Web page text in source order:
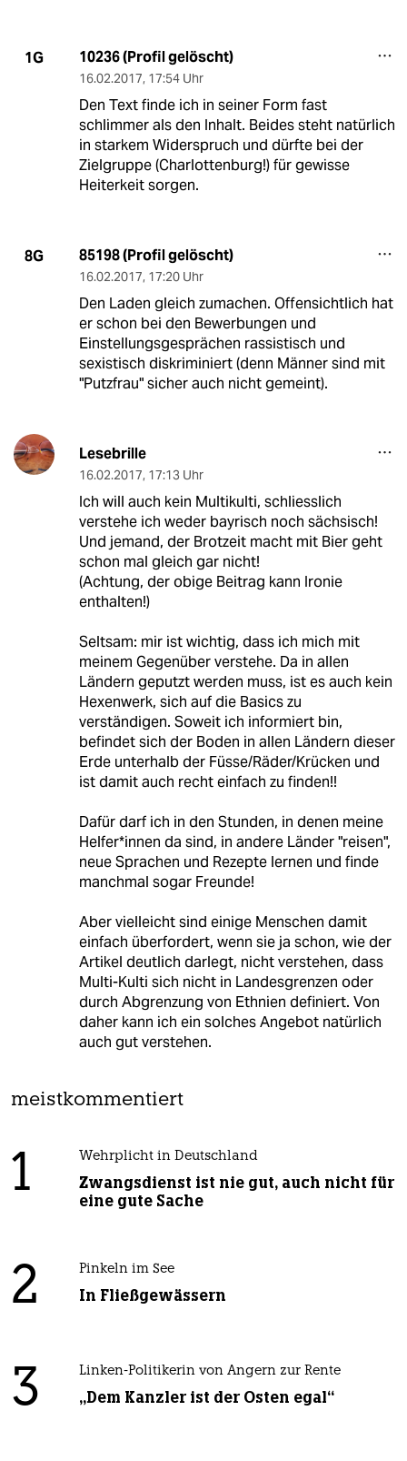
1G 10236 (Profil gelöscht)
16.02.2017, 17:54 Uhr
Den Text finde ich in seiner Form fast
schlimmer als den Inhalt. Beides steht natürlich
in starkem Widerspruch und dürfte bei der
Zielgruppe (Charlottenburg!) für gewisse
Heiterkeit sorgen.
8G 85198 (Profil gelöscht)
16.02.2017, 17:20 Uhr
Den Laden gleich zumachen. Offensichtlich hat
er schon bei den Bewerbungen und
Einstellungsgesprächen rassistisch und
sexistisch diskriminiert (denn Männer sind mit
"Putzfrau" sicher auch nicht gemeint).
Lesebrille
16.02.2017, 17:13 Uhr
Ich will auch kein Multikulti, schliesslich
verstehe ich weder bayrisch noch sächsisch!
Und jemand, der Brotzeit macht mit Bier geht
schon mal gleich gar nicht!
(Achtung, der obige Beitrag kann Ironie
enthalten!)
Seltsam: mir ist wichtig, dass ich mich mit
meinem Gegenüber verstehe. Da in allen
Ländern geputzt werden muss, ist es auch kein
Hexenwerk, sich auf die Basics zu
verständigen. Soweit ich informiert bin,
befindet sich der Boden in allen Ländern dieser
Erde unterhalb der Füsse/Räder/Krücken und
ist damit auch recht einfach zu finden!!
Dafür darf ich in den Stunden, in denen meine
Helfer*innen da sind, in andere Länder "reisen",
neue Sprachen und Rezepte lernen und finde
manchmal sogar Freunde!
Aber vielleicht sind einige Menschen damit
einfach überfordert, wenn sie ja schon, wie der
Artikel deutlich darlegt, nicht verstehen, dass
Multi-Kulti sich nicht in Landesgrenzen oder
durch Abgrenzung von Ethnien definiert. Von
daher kann ich ein solches Angebot natürlich
auch gut verstehen.
meistkommentiert
1 Wehrplicht in Deutschland
Zwangsdienst ist nie gut, auch nicht für
eine gute Sache
2 Pinkeln im See
In Fließgewässern
3 Linken-Politikerin von Angern zur Rente
„Dem Kanzler ist der Osten egal“